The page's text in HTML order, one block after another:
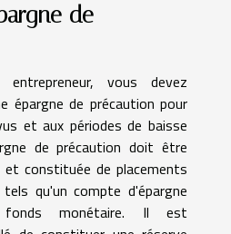
de
vous devez
épargne de précaution pour
et aux périodes de baisse
de précaution doit être
et constituée de placements
qu'un compte d'épargne
monétaire. Il est